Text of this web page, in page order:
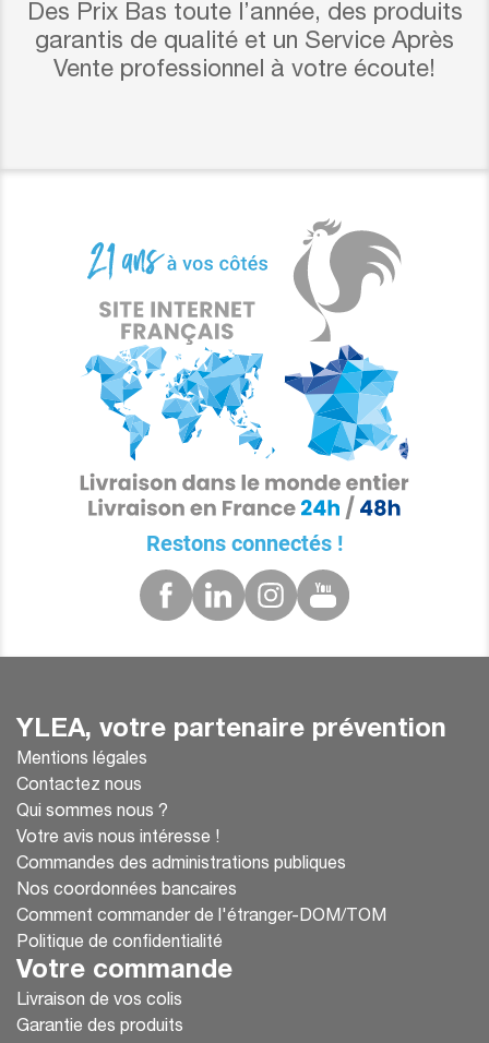
Des Prix Bas toute l’année, des produits
garantis de qualité et un Service Après
Vente professionnel à votre écoute!
Restons connectés !
YLEA, votre partenaire prévention
Mentions légales
Contactez nous
Qui sommes nous ?
Votre avis nous intéresse !
Commandes des administrations publiques
Nos coordonnées bancaires
Comment commander de l'étranger-DOM/TOM
Politique de confidentialité
Votre commande
Livraison de vos colis
Garantie des produits